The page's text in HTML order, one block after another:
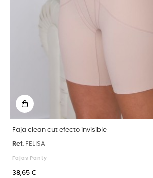
Faja clean cut efecto invisible
Ref. FELISA
Fajas Panty
38,65 €